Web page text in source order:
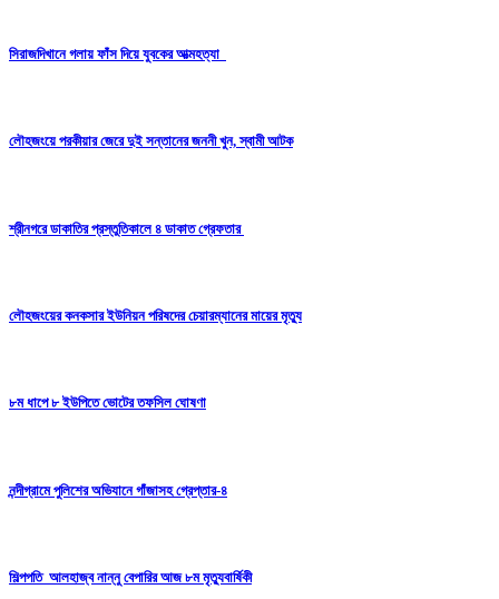
সিরাজদিখানে গলায় ফাঁস দিয়ে যুবকের আত্মহত্যা
লৌহজংয়ে পরকীয়ার জেরে দুই সন্তানের জননী খুন, স্বামী আটক
শ্রীনগরে ডাকাতির প্রস্তুতিকালে ৪ ডাকাত গ্রেফতার
লৌহজংয়ের কনকসার ইউনিয়ন পরিষদের চেয়ারম্যানের মায়ের মৃত্যু
৮ম ধাপে ৮ ইউপিতে ভোটের তফসিল ঘোষণা
নন্দীগ্রামে পুলিশের অভিযানে গাঁজাসহ গ্রেপ্তার-৪
শিল্পপতি আলহাজ্ব নান্নু বেপারির আজ ৮ম মৃত্যুবার্ষিকী